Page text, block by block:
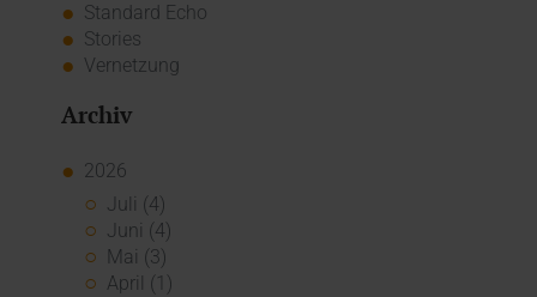
Standard Echo
Stories
Vernetzung
Archiv
2026
Juli (4)
Juni (4)
Mai (3)
April (1)